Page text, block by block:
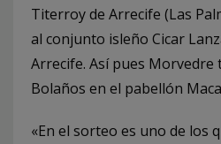
Titerroy de Arrecife (Las
al conjunto isleño Cicar
Arrecife. Así pues Morvedre
Bolaños en el pabellón
«En el sorteo es uno de los